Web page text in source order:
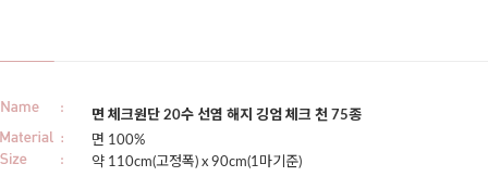
면 체크원단 20수 선염 해지 깅엄 체크 천 75종
면 100%
약 110cm(고정폭) x 90cm(1마기준)